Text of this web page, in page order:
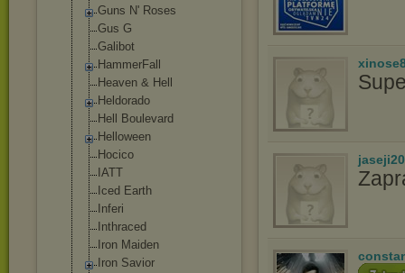
Guns N' Roses
Gus G
Gаlibоt
HammerFall
Heaven & Hell
Heldorado
Hell Boulevard
Helloween
Hocico
IATT
Iced Earth
Inferi
Inthraced
Iron Maiden
Iron Savior